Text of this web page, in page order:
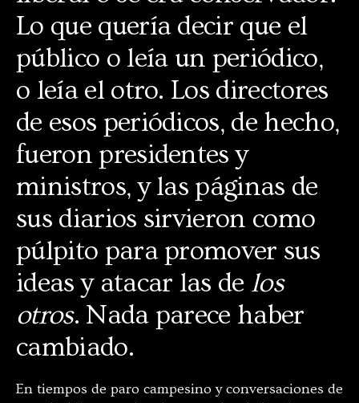
Lo que quería decir que el
público o leía un periódico,
o leía el otro. Los directores
de esos periódicos, de hecho,
fueron presidentes y
ministros, y las páginas de
sus diarios sirvieron como
púlpito para promover sus
ideas y atacar las de los
otros. Nada parece haber
cambiado.
En tiempos de paro campesino y conversaciones de